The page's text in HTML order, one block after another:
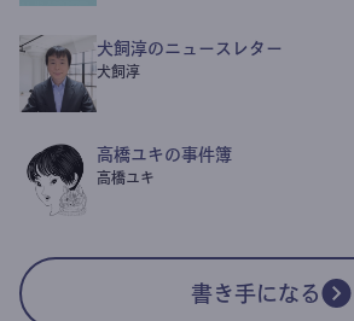
犬飼淳のニュースレター
犬飼淳
高橋ユキの事件簿
高橋ユキ
書き手になる